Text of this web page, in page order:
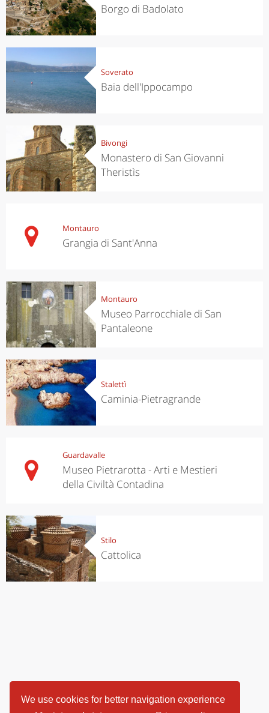
We use cookies for better navigation experience
Borgo di Badolato
Soverato
Baia dell'Ippocampo
Bivongi
Monastero di San Giovanni
Theristìs
Montauro
Grangia di Sant'Anna
Montauro
Museo Parrocchiale di San
Pantaleone
Stalettì
Caminia-Pietragrande
Guardavalle
Museo Pietrarotta - Arti e Mestieri
della Civiltà Contadina
Stilo
Cattolica